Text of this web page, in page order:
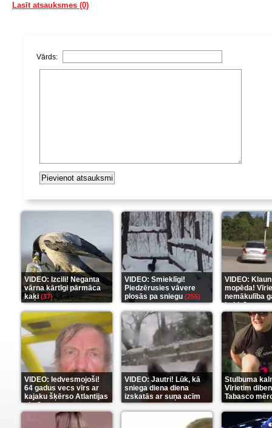
Lasīt atsauksmes (0)
Vārds:
VIDEO: Izcili! Neganta
vārna kārtīgi pārmāca
kaķi(37)
VIDEO: Smieklīgi!
Piedzērusies vāvere
plosās pa sniegu (255)
VIDEO:
mopēda!
nemākulība
beidzās ar
(289)
VIDEO: Iedvesmojoši!
64 gadus vecs vīrs ar
kajaku šķērso Atlantijas
okeānu(5)
VIDEO: Jautri! Lūk, kā
sniega diena diena
izskatās ar suņa acīm
(6)
Stulbuma
Vīrietim
Tabasco
(7)